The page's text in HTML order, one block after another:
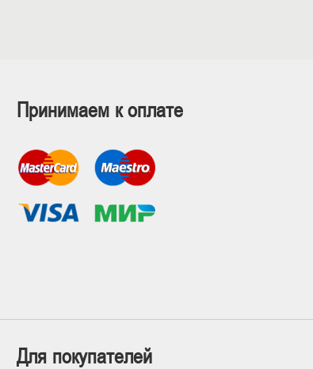
Принимаем к оплате
Для покупателей